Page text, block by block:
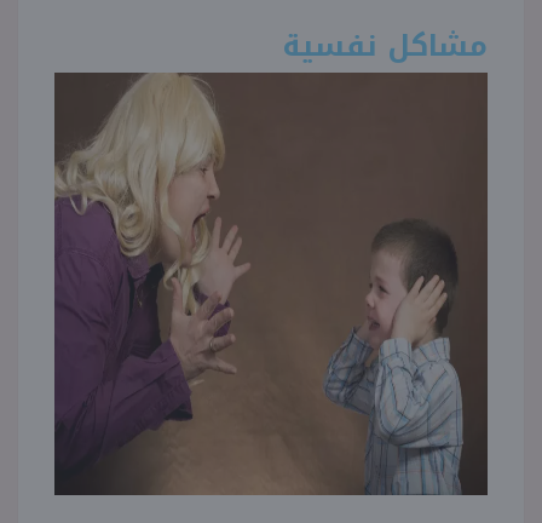
مشاكل نفسية